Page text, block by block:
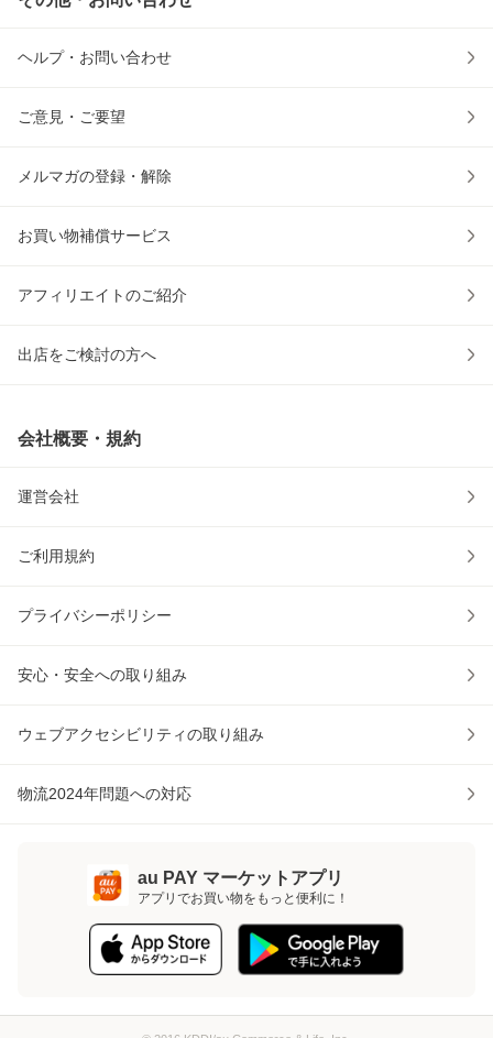
ヘルプ・お問い合わせ
ご意見・ご要望
メルマガの登録・解除
お買い物補償サービス
アフィリエイトのご紹介
出店をご検討の方へ
会社概要・規約
運営会社
ご利用規約
プライバシーポリシー
安心・安全への取り組み
ウェブアクセシビリティの取り組み
物流2024年問題への対応
au PAY マーケットアプリ
アプリでお買い物をもっと便利に！